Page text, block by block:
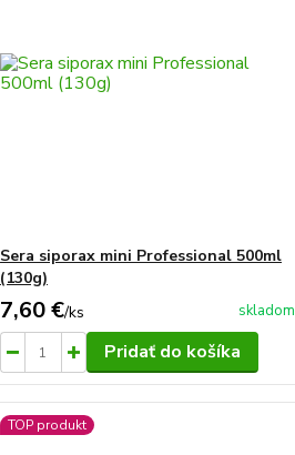
Sera siporax mini Professional 500ml
(130g)
7,60 €/ks skladom
Pridať do košíka
TOP produkt